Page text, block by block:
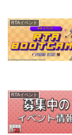
RTAイベント
RTAイベント